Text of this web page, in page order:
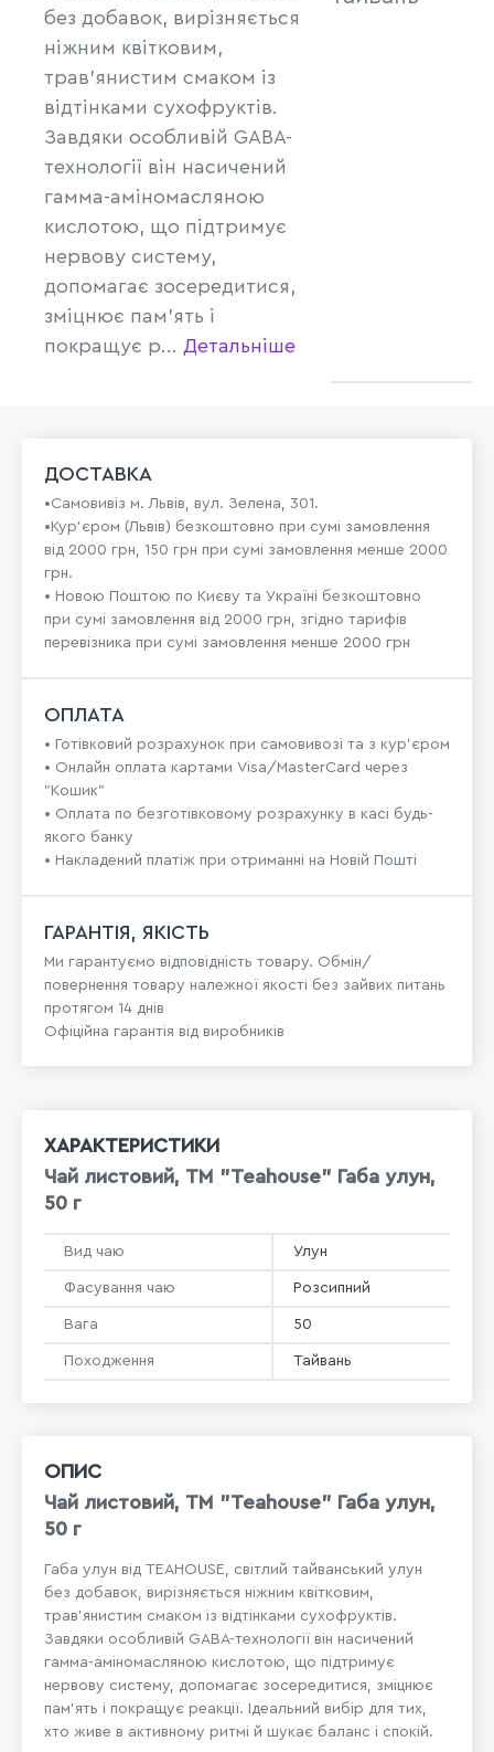
без добавок, вирізняється
ніжним квітковим,
трав'янистим смаком із
відтінками сухофруктів.
Завдяки особливій GABA-
технології він насичений
гамма-аміномасляною
кислотою, що підтримує
нервову систему,
допомагає зосередитися,
зміцнює пам'ять і
покращує р... Детальніше
ДОСТАВКА
•Самовивіз м. Львів, вул. Зелена, 301.
•Кур'єром (Львів) безкоштовно при сумі замовлення
від 2000 грн, 150 грн при сумі замовлення менше 2000
грн.
• Новою Поштою по Києву та Україні безкоштовно
при сумі замовлення від 2000 грн, згідно тарифів
перевізника при сумі замовлення менше 2000 грн
ОПЛАТА
• Готівковий розрахунок при самовивозі та з кур’єром
• Онлайн оплата картами Visa/MasterCard через
"Кошик"
• Оплата по безготівковому розрахунку в касі будь-
якого банку
• Накладений платіж при отриманні на Новій Пошті
ГАРАНТІЯ, ЯКІСТЬ
Ми гарантуємо відповідність товару. Обмін/
повернення товару належної якості без зайвих питань
протягом 14 днів
Офіційна гарантія від виробників
ОПИС
Чай листовий, ТМ "Teahouse" Габа улун,
50 г
Габа улун від TEAHOUSE, світлий тайванський улун
без добавок, вирізняється ніжним квітковим,
трав'янистим смаком із відтінками сухофруктів.
Завдяки особливій GABA-технології він насичений
гамма-аміномасляною кислотою, що підтримує
нервову систему, допомагає зосередитися, зміцнює
пам'ять і покращує реакції. Ідеальний вибір для тих,
хто живе в активному ритмі й шукає баланс і спокій.
ХАРАКТЕРИСТИКИ
Чай листовий, ТМ "Teahouse" Габа улун,
50 г
Вид чаю Улун
Фасування чаю Розсипний
Вага 50
Походження Тайвань